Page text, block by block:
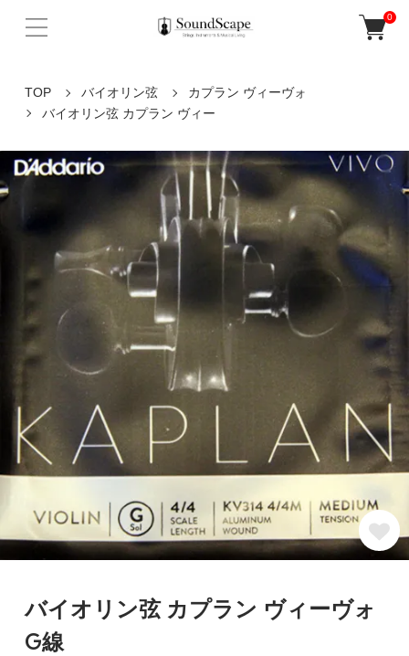
0
TOP バイオリン弦
カプラン ヴィーヴォ
バイオリン弦 カプラン ヴィー
バイオリン弦 カプラン ヴィーヴォ
G線